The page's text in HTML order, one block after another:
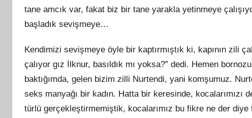
tane amcık var, fakat biz bir tane yarakla yetinmeye
başladık sevişmeye…
Kendimizi sevişmeye öyle bir kaptırmıştık ki, kapının zili
çalıyor gız İlknur, basıldık mı yoksa?” dedi. Hemen
baktığımda, gelen bizim zilli Nurtendi, yani komşumuz.
seks manyağı bir kadın. Hatta bir keresinde,
türlü gerçekleştirmemiştik, kocalarımız bu fikre ne der